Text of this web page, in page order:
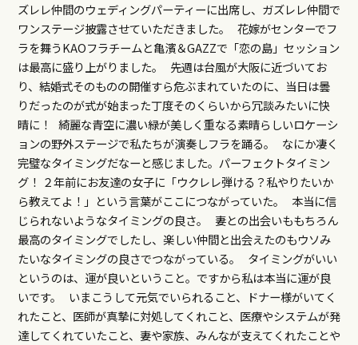
ズレレ仲間のウェディングパーティーに出席し、ガズレレ仲間で
ワンステージ披露させていただきました。 花嫁がセンターでフ
ラを舞うKAOフラチームと亀濱＆GAZZで「恋の島」セッション
は最高に盛り上がりました。 先週は台風が大阪に近づいてお
り、結婚式そのものの開催すら危ぶまれていたのに、当日は曇
りだったのが式が始まった丁度そのくらいから冗談みたいに快
晴に！ 綺麗な青空に濃い緑が美しく重なる素晴らしいロケーシ
ョンの野外ステージで私たちが演奏しフラを踊る。 なにか凄く
完璧なタイミングだなーと感じました。パーフェクトタイミン
グ！ ２年前にお友達の女子に「ウクレレ弾ける？私やりたいか
ら教えてよ！」という言葉がここにつながっていた。 本当に信
じられないようなタイミングの良さ。 妻との出会いももちろん
最高のタイミングでしたし、楽しい仲間と出会えたのもウソみ
たいなタイミングの良さでつながっている。 タイミングがいい
というのは、運が良いということ。ですから私は本当に運が良
いです。 いまこうして元気でいられること、ドナー様がいてく
れたこと、医師が真摯に対処してくれこと、医療やシステムが発
達してくれていたこと、妻や家族、みんなが支えてくれたことや